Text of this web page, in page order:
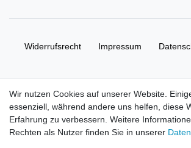
Widerrufs­recht Impressum
© Copyright 2026 | Alle Rechte vorbehalten.
Handelsgesellschaft mbH.
Wir nutzen Cookies auf unserer Website.
essenziell, während andere uns helfen, diese
Erfahrung zu verbessern. Weitere
Rechten als Nutzer finden Sie in unserer